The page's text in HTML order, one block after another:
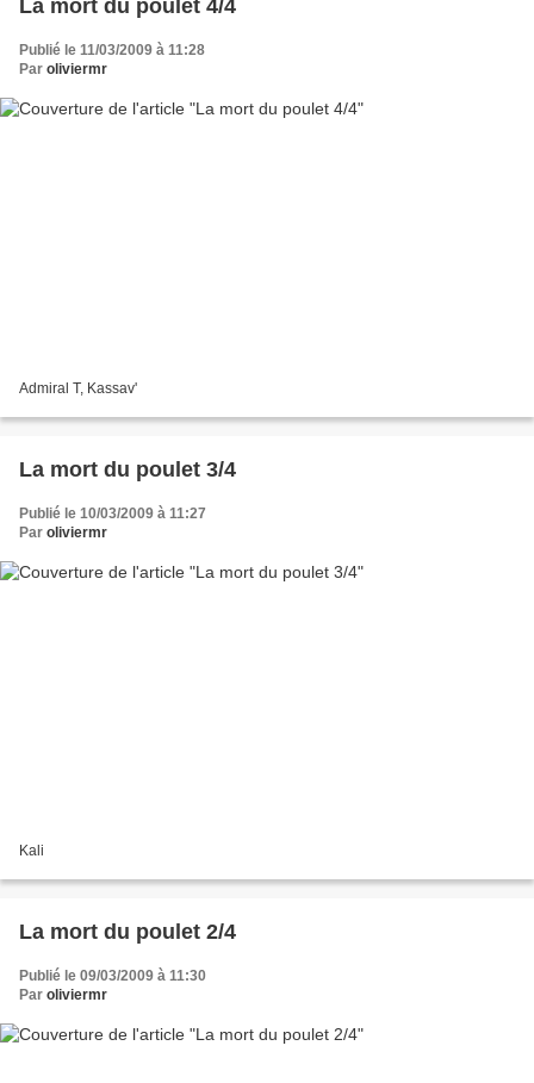
La mort du poulet 4/4
Publié le 11/03/2009 à 11:28
Par oliviermr
Admiral T, Kassav'
La mort du poulet 3/4
Publié le 10/03/2009 à 11:27
Par oliviermr
Kali
La mort du poulet 2/4
Publié le 09/03/2009 à 11:30
Par oliviermr